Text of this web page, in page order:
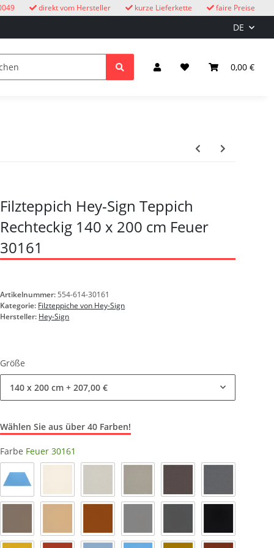
faire Preise
kurze Lieferkette
direkt vom Hersteller
DE
0,00 €
Kinder Licht & Elektro
Filzteppich Hey-Sign Teppich
Rechteckig 140 x 200 cm Feuer
30161
Artikelnummer: 554-614-30161
Kategorie: Filzteppiche von Hey-Sign
Hersteller: Hey-Sign
Größe
140 x 200 cm + 207,00 €
Wählen Sie aus über 40 Farben!
Farbe Feuer 30161
Himmel_33Wollweiss 03Marmor 06Hellmeliert 07Pepper 47Anthrazit 01
Taupe 35Karamell 38Walnuss 29Hellgrau 16Taubengrau 17Schwarz 02